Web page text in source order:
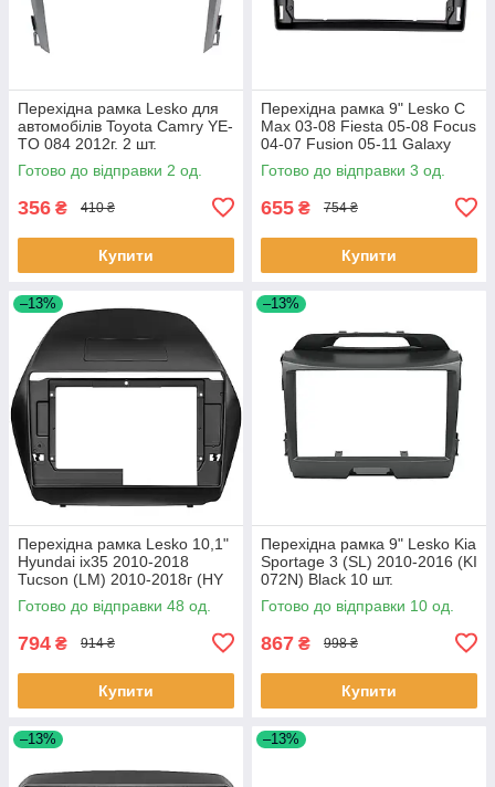
Перехідна рамка Lesko для
автомобілів Toyota Camry YE-
TO 084 2012г. 2 шт.
Готово до відправки 2 од.
356 ₴ 410 ₴
Купити
Перехідна рамка 9" Lesko C
Max 03-08 Fiesta 05-08 Focus
04-07 Fusion 05-11 Galaxy
06-08 Kuga 08-12 1 шт.
Готово до відправки 3 од.
655 ₴ 754 ₴
Купити
–13%
Перехідна рамка Lesko 10,1"
Hyundai ix35 2010-2018
Tucson (LM) 2010-2018г (HY
136T) Black 48 шт.
Готово до відправки 48 од.
794 ₴ 914 ₴
Купити
–13%
Перехідна рамка 9" Lesko Kia
Sportage 3 (SL) 2010-2016 (KI
072N) Black 10 шт.
Готово до відправки 10 од.
867 ₴ 998 ₴
Купити
–13% –13%